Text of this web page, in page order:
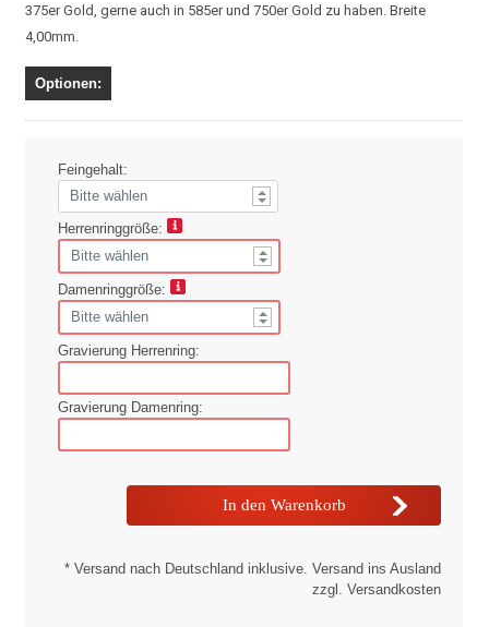
375er Gold, gerne auch in 585er und 750er Gold zu haben. Breite
4,00mm.
Optionen:
Feingehalt:
Herrenringgröße:
Damenringgröße:
Gravierung Herrenring:
Gravierung Damenring:
* Versand nach Deutschland inklusive. Versand ins Ausland
zzgl. Versandkosten